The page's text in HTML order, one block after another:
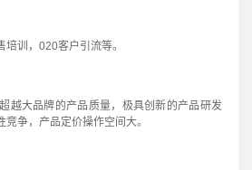
训，020客户引流等。
越大品牌的产品质量，极具创新的产品研发
争，产品定价操作空间大。